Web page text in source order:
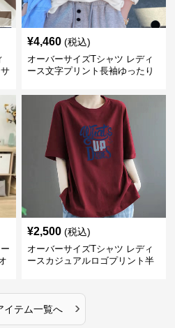
¥4,460 (税込)
オーバーサイズTシャツ レディ
ース文字プリント長袖ゆったり
¥2,500 (税込)
オーバーサイズTシャツ レディ
ースカジュアルロゴプリント半
イテム一覧へ ›